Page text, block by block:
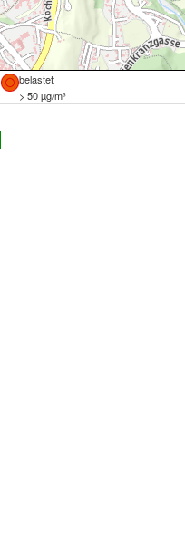
belastet
> 50 µg/m³